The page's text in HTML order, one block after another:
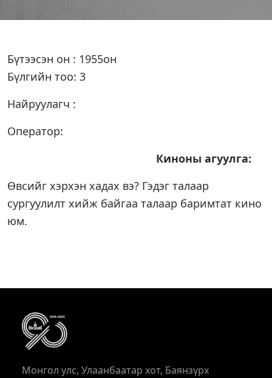
Бүтээсэн он : 1955он
Бүлгийн тоо: 3
Найруулагч :
Оператор:
Киноны агуулга:
Өвсийг хэрхэн хадах вэ? Гэдэг талаар
сургуулилт хийж байгаа талаар баримтат кино
юм.
Монгол улс, Улаанбаатар хот, Баянзүрх